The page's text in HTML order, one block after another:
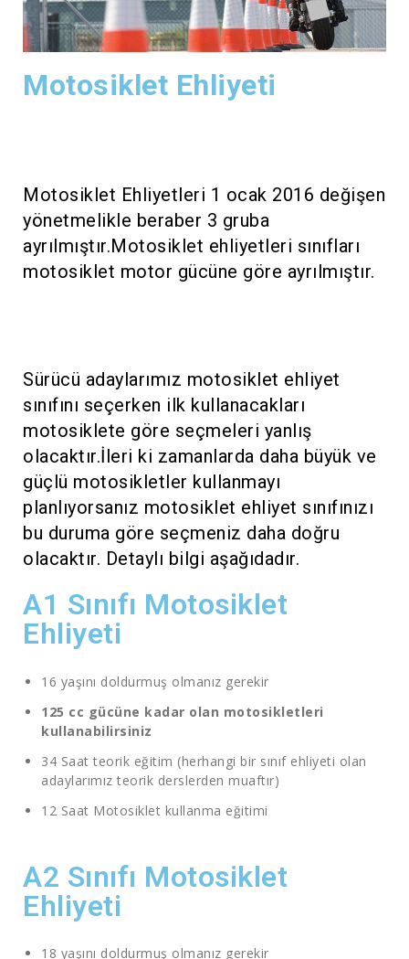
Motosiklet Ehliyeti
Motosiklet Ehliyetleri 1 ocak 2016 değişen
yönetmelikle beraber 3 gruba
ayrılmıştır.Motosiklet ehliyetleri sınıfları
motosiklet motor gücüne göre ayrılmıştır.
Sürücü adaylarımız motosiklet ehliyet
sınıfını seçerken ilk kullanacakları
motosiklete göre seçmeleri yanlış
olacaktır.İleri ki zamanlarda daha büyük ve
güçlü motosikletler kullanmayı
planlıyorsanız motosiklet ehliyet sınıfınızı
bu duruma göre seçmeniz daha doğru
olacaktır. Detaylı bilgi aşağıdadır.
A1 Sınıfı Motosiklet
Ehliyeti
16 yaşını doldurmuş olmanız gerekir
125 cc gücüne kadar olan motosikletleri
kullanabilirsiniz
34 Saat teorik eğitim (herhangi bir sınıf ehliyeti olan
adaylarımız teorik derslerden muaftır)
12 Saat Motosiklet kullanma eğitimi
A2 Sınıfı Motosiklet
Ehliyeti
18 yaşını doldurmuş olmanız gerekir